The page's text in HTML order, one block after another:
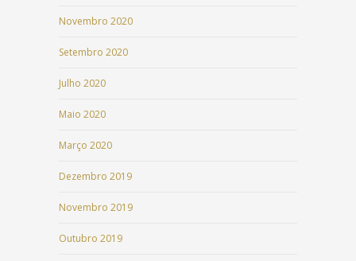
Novembro 2020
Setembro 2020
Julho 2020
Maio 2020
Março 2020
Dezembro 2019
Novembro 2019
Outubro 2019